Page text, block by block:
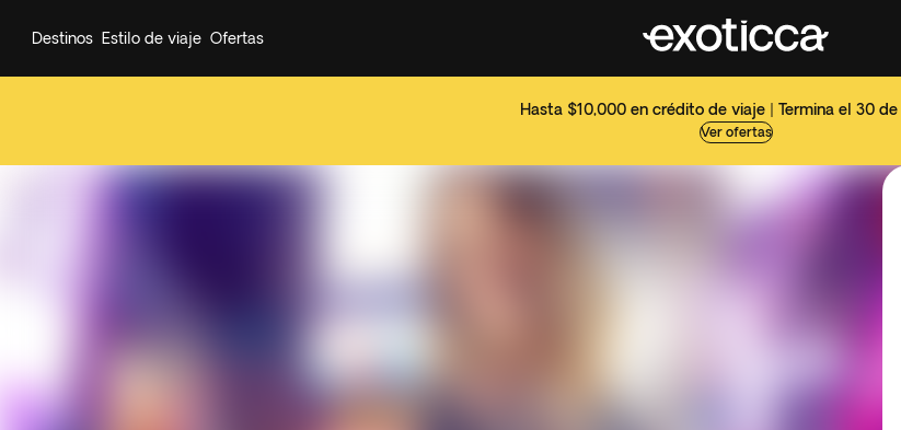
Hasta $10,000 en crédito de viaje | Termina el 30
Ver ofertas
Destinos Estilo de viaje Ofertas